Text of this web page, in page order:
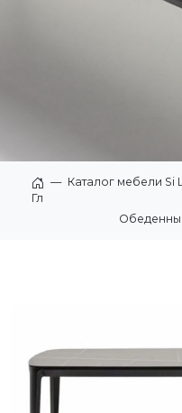
Главная
— Каталог мебели Si